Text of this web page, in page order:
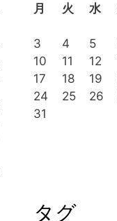
月
火 水
3
4 5
10
11 12
17
18 19
24
25 26
31
タグ